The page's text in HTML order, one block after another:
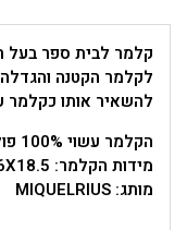
קלמר לבית ספר בעל
לקלמר הקטנה
להשאיר אותו כקלמר
הקלמר עשוי 100% פוליאסטר מבקבוקים ממוחזרים.
מידות הקלמר: 13X6X18.5 ס"מ
מותג: MIQUELRIUS